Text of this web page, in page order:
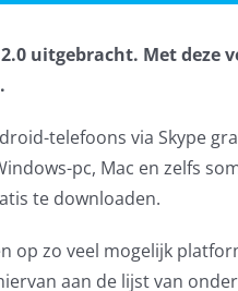
uitgebracht. Met
telefoons via Skype
pc, Mac en zelfs
te downloaden.
op zo veel mogelijk
aan de lijst van